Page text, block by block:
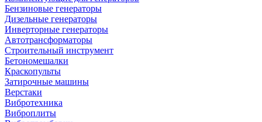
Бензиновые генераторы
Дизельные генераторы
Инверторные генераторы
Автотрансформаторы
Строительный инструмент
Бетономешалки
Краскопульты
Затирочные машины
Верстаки
Вибротехника
Виброплиты